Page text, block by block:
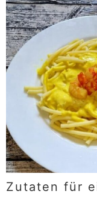
Zutaten für